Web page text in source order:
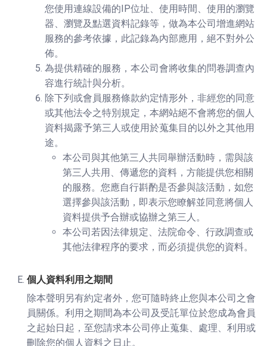
您使用連線設備的IP位址、使用時間、使用的瀏覽
器、瀏覽及點選資料記錄等，做為本公司增進網站
服務的參考依據，此記錄為內部應用，絕不對外公
佈。
為提供精確的服務，本公司會將收集的問卷調查內
容進行統計與分析。
除下列或會員服務條款約定情形外，非經您的同意
或其他法令之特別規定，本網站絕不會將您的個人
資料揭露予第三人或使用於蒐集目的以外之其他用
途。
本公司與其他第三人共同舉辦活動時，需與該
第三人共用、傳遞您的資料，方能提供您相關
的服務。您應自行斟酌是否參與該活動，如您
選擇參與該活動，即表示您瞭解並同意將個人
資料提供予合辦或協辦之第三人。
本公司若因法律規定、法院命令、行政調查或
其他法律程序的要求，而必須提供您的資料。
個人資料利用之期間
除本聲明另有約定者外，您可隨時終止您與本公司之會
員關係。利用之期間為本公司及受託單位於您成為會員
之起始日起，至您請求本公司停止蒐集、處理、利用或
刪除您的個人資料之日止。